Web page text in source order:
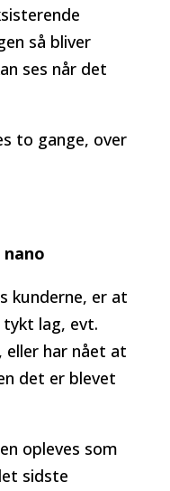
så bliver
ses når det
to gange, over
kunderne, er at
lag, evt.
eller har nået at
det er blevet
opleves som
sidste